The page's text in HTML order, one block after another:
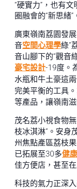
“硬實力”，也有
圈融會的“新思緒”
廣東嶺南荔園發
音空間心理學綠”
音山腳下的“觀音
豪宅設計-19度。
水瓶和牛土豪這
完美平衡的工具
等產品，讓嶺南
茂名荔小視食物
枝冰淇淋”。安身
州焦點產區荔枝
已拓展至30多健
佳方便店，甚至
科技的氣力正深